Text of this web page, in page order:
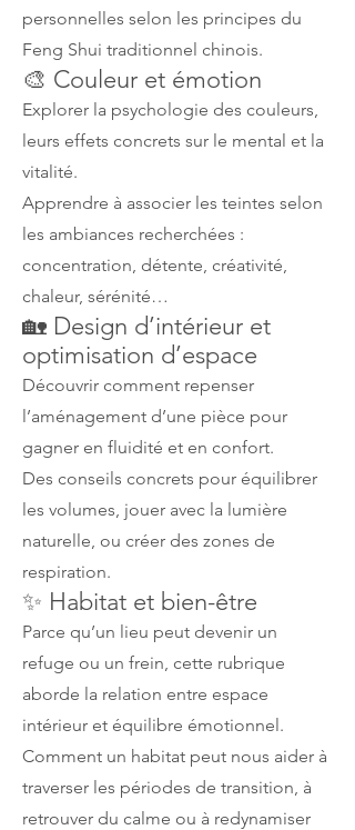
personnelles selon les principes du
Feng Shui traditionnel chinois.
🎨 Couleur et émotion
Explorer la psychologie des couleurs,
leurs effets concrets sur le mental et la
vitalité.
Apprendre à associer les teintes selon
les ambiances recherchées :
concentration, détente, créativité,
chaleur, sérénité…
🏡 Design d’intérieur et
optimisation d’espace
Découvrir comment repenser
l’aménagement d’une pièce pour
gagner en fluidité et en confort.
Des conseils concrets pour équilibrer
les volumes, jouer avec la lumière
naturelle, ou créer des zones de
respiration.
✨ Habitat et bien-être
Parce qu’un lieu peut devenir un
refuge ou un frein, cette rubrique
aborde la relation entre espace
intérieur et équilibre émotionnel.
Comment un habitat peut nous aider à
traverser les périodes de transition, à
retrouver du calme ou à redynamiser